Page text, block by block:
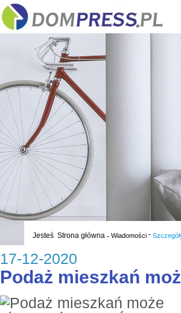
Jesteś Strona główna - Wiadomości -
17-12-2020
Podaż mieszkań